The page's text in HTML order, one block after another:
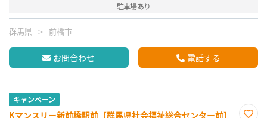
駐車場あり
群馬県 前橋市
お問合わせ 電話する
キャンペーン
Kマンスリー新前橋駅前【群馬県社会福祉総合センター前】